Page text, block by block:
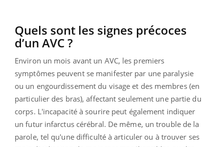
Quels sont les signes précoces
d’un AVC ?
Environ un mois avant un AVC, les premiers
symptômes peuvent se manifester par une paralysie
ou un engourdissement du visage et des membres (en
particulier des bras), affectant seulement une partie du
corps. L'incapacité à sourire peut également indiquer
un futur infarctus cérébral. De même, un trouble de la
parole, tel qu'une difficulté à articuler ou à trouver ses